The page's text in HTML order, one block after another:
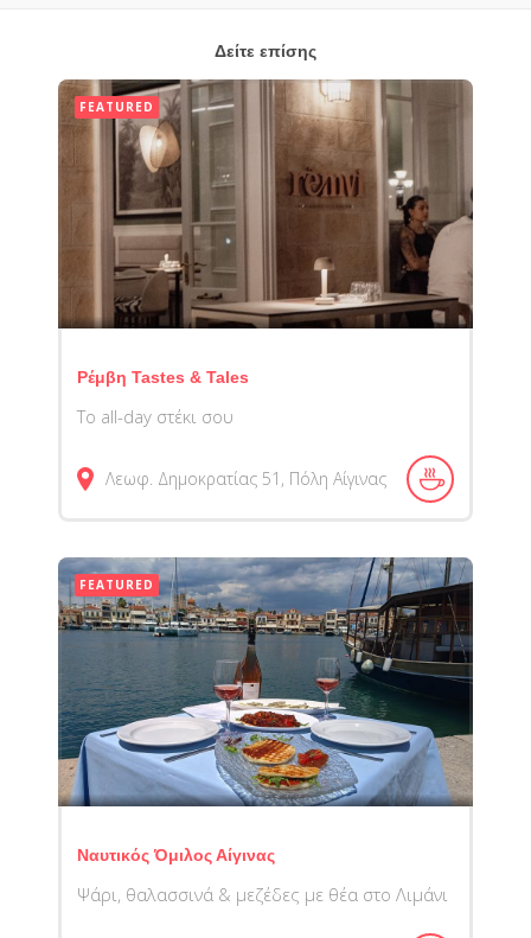
Δείτε επίσης
FEATURED
Ρέμβη Tastes & Tales
Το all-day στέκι σου
Λεωφ. Δημοκρατίας 51, Πόλη Αίγινας
FEATURED
Ναυτικός Όμιλος Αίγινας
Ψάρι, θαλασσινά & μεζέδες με θέα στο Λιμάνι